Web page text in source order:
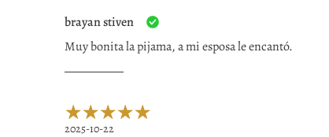
brayan stiven
Muy bonita la pijama, a mi esposa le encantó.
2025-10-22